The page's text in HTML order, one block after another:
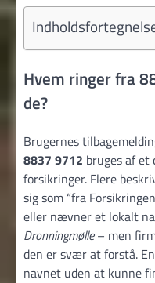
Hvem ringer fra
de?
Brugernes
8837 9712 bruges af
forsikringer. Flere
sig som “fra
eller nævner et lokalt
Dronningmølle– men
den er svær at forstå.
navnet uden at kunne